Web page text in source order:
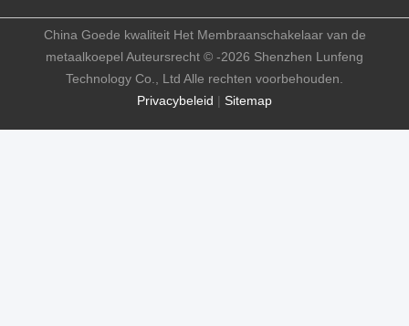
Privacybeleid | Sitemap
China Goede kwaliteit Het Membraanschakelaar van de
metaalkoepel Auteursrecht © -2026 Shenzhen Lunfeng
Technology Co., Ltd Alle rechten voorbehouden.